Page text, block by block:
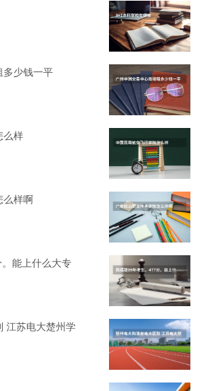
多少钱一平
么样
么样啊
能上什么大专
江苏电大楚州学